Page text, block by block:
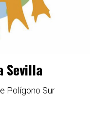
Sevilla
Polígono Sur